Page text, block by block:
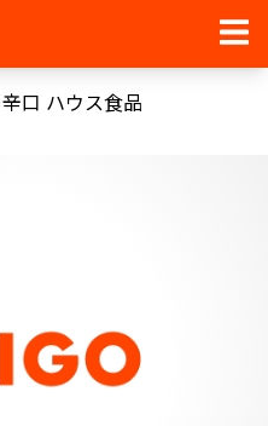
口 ハウス食品